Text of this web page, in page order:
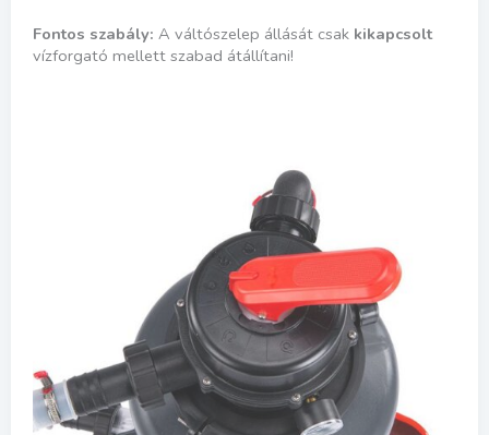
Fontos szabály: A váltószelep állását csak kikapcsolt
vízforgató mellett szabad átállítani!